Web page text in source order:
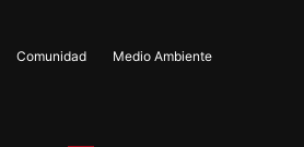
Comunidad Medio Ambiente